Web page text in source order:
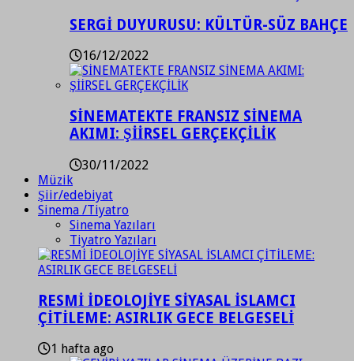
SERGİ DUYURUSU: KÜLTÜR-SÜZ BAHÇE
16/12/2022
SİNEMATEKTE FRANSIZ SİNEMA
AKIMI: ŞİİRSEL GERÇEKÇİLİK
30/11/2022
Müzik
Şiir/edebiyat
Sinema /Tiyatro
Sinema Yazıları
Tiyatro Yazıları
RESMİ İDEOLOJİYE SİYASAL İSLAMCI
ÇİTİLEME: ASIRLIK GECE BELGESELİ
1 hafta ago